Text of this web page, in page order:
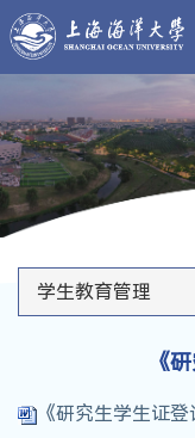
学生教育管理
《
《研究生学生证